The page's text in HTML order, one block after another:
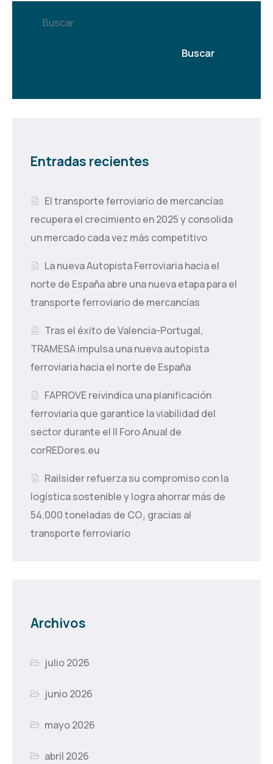
Buscar
Buscar
Entradas recientes
El transporte ferroviario de mercancías
recupera el crecimiento en 2025 y consolida
un mercado cada vez más competitivo
La nueva Autopista Ferroviaria hacia el
norte de España abre una nueva etapa para el
transporte ferroviario de mercancías
Tras el éxito de Valencia-Portugal,
TRAMESA impulsa una nueva autopista
ferroviaria hacia el norte de España
FAPROVE reivindica una planificación
ferroviaria que garantice la viabilidad del
sector durante el II Foro Anual de
corREDores.eu
Railsider refuerza su compromiso con la
logística sostenible y logra ahorrar más de
54.000 toneladas de CO₂ gracias al
transporte ferroviario
Archivos
julio 2026
junio 2026
mayo 2026
abril 2026